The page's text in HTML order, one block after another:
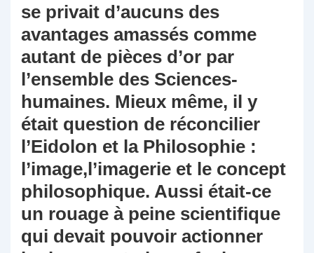
se privait d’aucuns des
avantages amassés comme
autant de pièces d’or par
l’ensemble des Sciences-
humaines. Mieux même, il y
était question de réconcilier
l’Eidolon et la Philosophie :
l’image,l’imagerie et le concept
philosophique. Aussi était-ce
un rouage à peine scientifique
qui devait pouvoir actionner